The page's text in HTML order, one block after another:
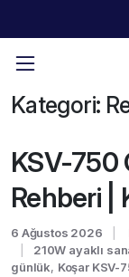
Kategori:
KSV-750
Rehberi |
6 Ağustos 2026
210W ayaklı
günlük, Koşar KSV-